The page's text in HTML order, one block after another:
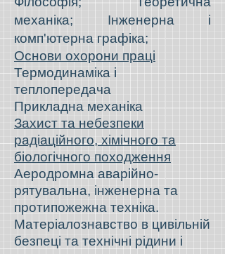
механіка; Інженерна і
комп'ютерна графіка;
Основи охорони праці
Термодинаміка і
теплопередача
Прикладна механіка
Захист та небезпеки
радіаційного, хімічного та
біологічного походження
Аеродромна аварійно-
рятувальна, інженерна та
протипожежна техніка.
Матеріалознавство в цивільній
безпеці та технічні рідини і